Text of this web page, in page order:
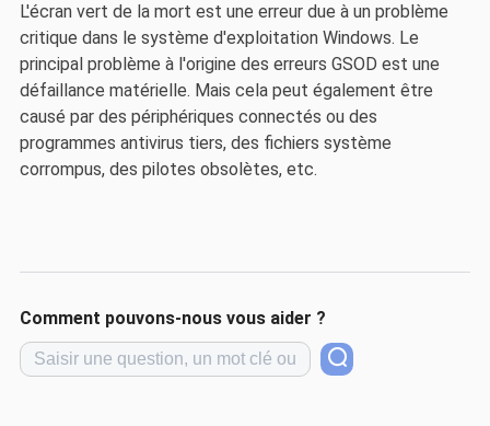
L'écran vert de la mort est une erreur due à un problème
critique dans le système d'exploitation Windows. Le
principal problème à l'origine des erreurs GSOD est une
défaillance matérielle. Mais cela peut également être
causé par des périphériques connectés ou des
programmes antivirus tiers, des fichiers système
corrompus, des pilotes obsolètes, etc.
Comment pouvons-nous vous aider ?